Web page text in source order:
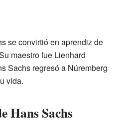
se convirtió en aprendiz de
maestro fue Lienhard
Sachs regresó a Núremberg
vida.
Hans Sachs